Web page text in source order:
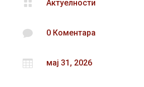
 Актуелности
 0 Коментара
 мај 31, 2026